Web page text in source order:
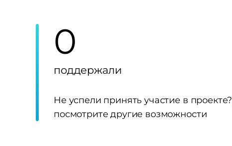
0
поддержали
Не успели принять участие в проекте?
посмотрите другие возможности